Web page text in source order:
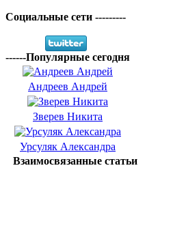
Социальные сети ---------
------Популярные сегодня
Андреев Андрей
Зверев Никита
Урсуляк Александра
Взаимосвязанные статьи